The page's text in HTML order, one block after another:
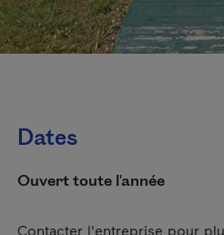
Dates
Ouvert toute l'année
Contacter l'entreprise pour